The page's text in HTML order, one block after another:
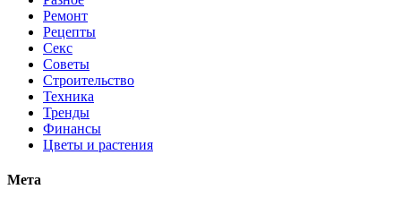
Ремонт
Рецепты
Секс
Советы
Строительство
Техника
Тренды
Финансы
Цветы и растения
Мета